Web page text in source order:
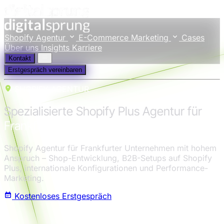
Shopify Agentur E-Commerce Marketing
Cases
Über uns Insights Karriere
Kontakt
Erstgespräch vereinbaren
SHOPIFY AGENTUR
Spezialisierte Shopify Plus Agentur für
Frankfurt am Main
Shopify Agentur für Frankfurter Unternehmen mit hohem
Anspruch – Shop-Entwicklung, B2B-Setups auf Shopify
Plus, internationale Konfigurationen und Performance-
Marketing.
Kostenloses Erstgespräch